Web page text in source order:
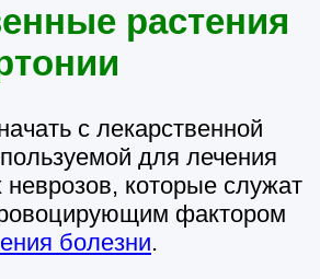
растения
с лекарственной
для лечения
которые служат
фактором
болезни.